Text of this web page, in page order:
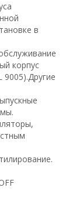
в
корпус
9005).Другие